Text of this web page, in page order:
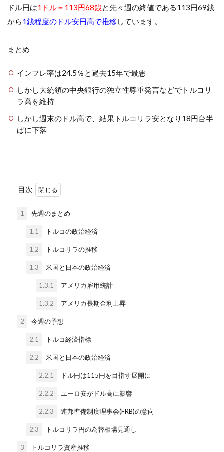
ドル円は1ドル＝113円68銭 と先々週の終値である113円69銭
から1銭程度のドル安円高で推移 しています。
まとめ
インフレ率は24.5％と過去15年で最悪
しかし大統領の中央銀行の独立性尊重発言などでトルコリ
ラ高を維持
しかし週末のドル高で、結果トルコリラ安となり18円台半
ばに下落
目次
1 先週のまとめ
1.1 トルコの政治経済
1.2 トルコリラの推移
1.3 米国と日本の政治経済
1.3.1 アメリカ雇用統計
1.3.2 アメリカ長期金利上昇
2 今週の予想
2.1 トルコ経済指標
2.2 米国と日本の政治経済
2.2.1 ドル円は115円を目指す展開に
2.2.2 ユーロ安がドル高に影響
2.2.3 連邦準備制度理事会(FRB)の意向
2.3 トルコリラ円の為替相場見通し
3 トルコリラ資産推移